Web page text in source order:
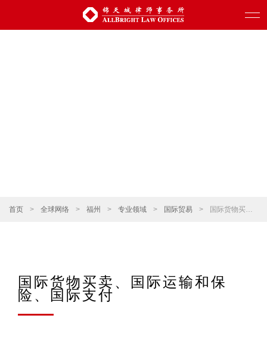
首页 > 全球网络 > 福州 > 专业领域 > 国际贸易 > 国际货物买卖、国际运输和保险、国际支付
国际货物买卖、国际运输和保
险、国际支付